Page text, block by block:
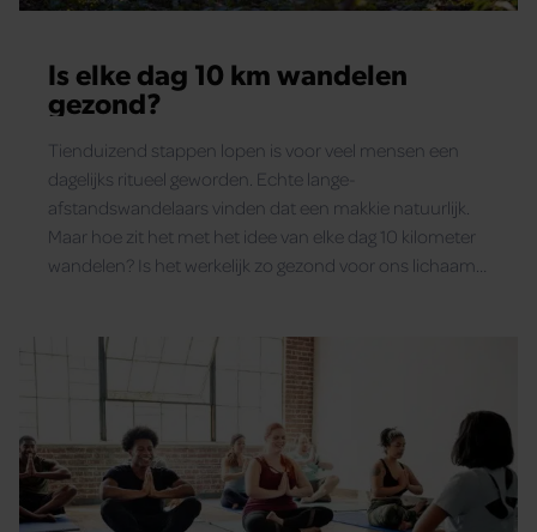
Is elke dag 10 km wandelen
gezond?
Tienduizend stappen lopen is voor veel mensen een
dagelijks ritueel geworden. Echte lange-
afstandswandelaars vinden dat een makkie natuurlijk.
Maar hoe zit het met het idee van elke dag 10 kilometer
wandelen? Is het werkelijk zo gezond voor ons lichaam